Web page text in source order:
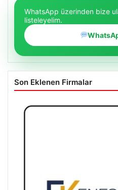
WhatsApp üzerinden bize
listeleyelim.
Son Eklenen Firmalar